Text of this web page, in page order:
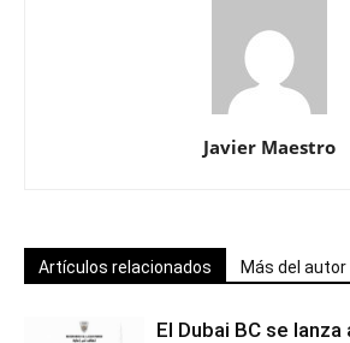
Javier Maestro
Artículos relacionados Más del autor
El Dubai BC se